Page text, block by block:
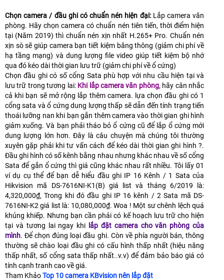
Chọn camera / đầu ghi có chuẩn nén hiện đại: Lắp camera văn
phòng. Hãy chọn camera có chuẩn nén tiên tiến, thời điểm hiện
tại (Năm 2019) thì chuẩn nén xịn nhất H.265+ Pro. Chuẩn nén
xịn sò sẽ giúp camera bạn tiết kiệm băng thông (giảm chi phí về
hạ tầng mạng) và dung lượng file video giúp tiết kiệm bộ nhớ
qua đó kéo dài thời gian lưu trữ (giảm chi phí về ổ cứng)
Chọn đầu ghi có số cổng Sata phù hợp với nhu cầu hiện tại và
lưu trữ trong tương lai: Khi lắp camera văn phòng, hãy cân nhắc
cả khi bạn sẽ mở rộng lắp thêm camera. lựa chọn đầu ghi có 1
cổng sata và ổ cứng dung lượng thấp sẽ dẫn đến tính trạng tiến
thoái lưỡng nan khi bạn gắn thêm camera vào thời gian ghi hình
giảm xuống. Và bạn phải tháo bỏ ổ cứng cũ để lắp ổ cứng mới
dung lượng lớn hơn. Đây là câu chuyện mà chúng tôi thường
xuyên gặp phải khi tư vấn cách để kéo dài thời gian ghi hình ?.
Đầu ghi hình có số kênh bằng nhau nhưng khác nhau về số cổng
Sata để gắn ổ cứng thì giá cũng khác nhau rất nhiều. Tôi lấy 01
ví dụ cụ thể để bạn dễ hiểu đầu ghi IP 16 Kênh / 1 Sata của
Hikvision mã DS-7616NI-K1(B) giá list và tháng 6/2019 là:
4,320,000₫, Trong khi đó đầu ghi IP 16 kênh / 2 Sata mã DS-
7616NI-K2 giá list là: 10,080,000₫. Woa ! Một sư chênh lệch quá
khủng khiếp. Nhưng bạn cần phải có kế hoạch lưu trữ cho hiện
tại và tương lai ngay khi lắp đặt camera cho văn phòng của
mình. Để chọn đúng loại đầu ghi. Còn về phía người bán, thông
thường sẽ chào loại đầu ghi có cấu hình thấp nhất (hiệu năng
thấp nhất, số cổng sata thấp nhất..v.v) để đảm bảo báo giá có
tính cạnh tranh cao về giá.
Tham KhảoTop 10 camera KBvision nên lắp đặt